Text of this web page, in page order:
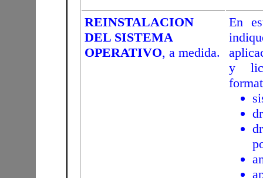
REINSTALACION
DEL SISTEMA
OPERATIVO, a medida.
En
y